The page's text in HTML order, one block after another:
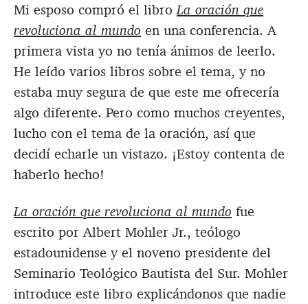
Mi esposo compró el libroLa oración que
revoluciona al mundo en una conferencia. A
primera vista yo no tenía ánimos de leerlo.
He leído varios libros sobre el tema, y no
estaba muy segura de que este me ofrecería
algo diferente. Pero como muchos creyentes,
lucho con el tema de la oración, así que
decidí echarle un vistazo. ¡Estoy contenta de
haberlo hecho!
La oración que revoluciona al mundo fue
escrito por Albert Mohler Jr., teólogo
estadounidense y el noveno presidente del
Seminario Teológico Bautista del Sur. Mohler
introduce este libro explicándonos que nadie